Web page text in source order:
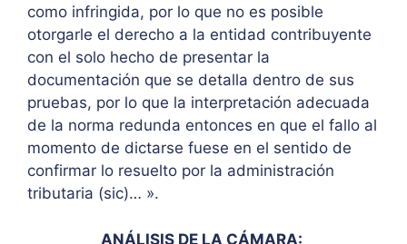
como infringida, por lo que no es posible
otorgarle el derecho a la entidad contribuyente
con el solo hecho de presentar la
documentación que se detalla dentro de sus
pruebas, por lo que la interpretación adecuada
de la norma redunda entonces en que el fallo al
momento de dictarse fuese en el sentido de
confirmar lo resuelto por la administración
tributaria (sic)… ».
ANÁLISIS DE LA CÁMARA: